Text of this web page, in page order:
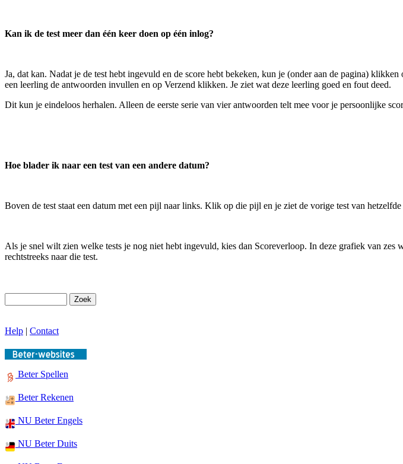
Kan ik de test meer dan één keer doen op één inlog?
Ja, dat kan. Nadat je de test hebt ingevuld en de score hebt bekeken, kun je (onder aan de pagina)
een leerling de antwoorden invullen en op Verzend klikken. Je ziet wat deze leerling goed en fout deed.
Dit kun je eindeloos herhalen. Alleen de eerste serie van vier antwoorden telt mee voor je persoonlijke
Hoe blader ik naar een test van een andere datum?
Boven de test staat een datum met een pijl naar links. Klik op die pijl en je ziet de vorige test van
Als je snel wilt zien welke tests je nog niet hebt ingevuld, kies dan Scoreverloop. In deze grafiek van
rechtstreeks naar die test.
Help | Contact
Beter Spellen
Beter Rekenen
NU Beter Engels
NU Beter Duits